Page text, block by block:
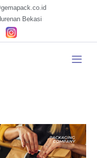
Bekasi